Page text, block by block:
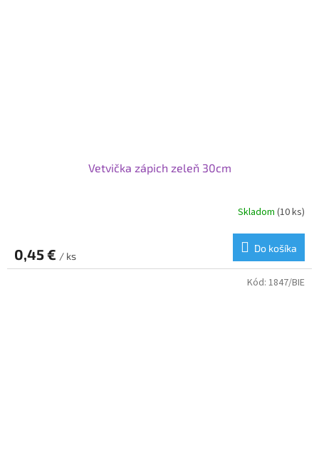
Vetvička zápich zeleň 30cm
Skladom (10 ks)
0,45 € / ks
Do košíka
Kód: 1847/BIE